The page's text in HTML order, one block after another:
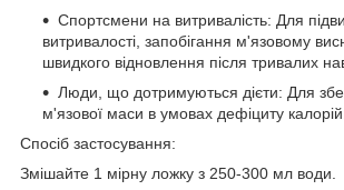
Спортсмени на витривалість: Для
витривалості, запобігання м'язовому
швидкого відновлення після тривалих
Люди, що дотримуються дієти: Для
м'язової маси в умовах дефіциту калорій.
Спосіб застосування:
Змішайте 1 мірну ложку з 250-300 мл води.